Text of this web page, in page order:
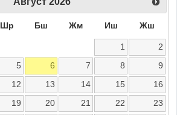
Шр Бш Жм Иш Жш
1
2
5 6 7 8
9
12 13 14 15
16
19 20 21 22
23